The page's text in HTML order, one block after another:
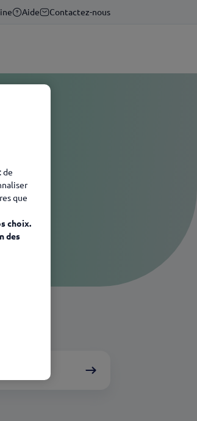
Aide Contactez-nous
de
que
choix.
des